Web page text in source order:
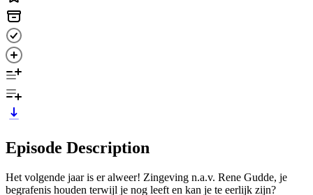
Episode Description
Het volgende jaar is er alweer! Zingeving n.a.v. Rene Gudde, je
begrafenis houden terwijl je nog leeft en kan je te eerlijk zijn?